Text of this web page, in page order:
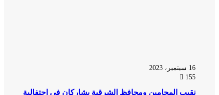
نقيب المحامين ومحافظ الشرقية يشاركان في احتفالية